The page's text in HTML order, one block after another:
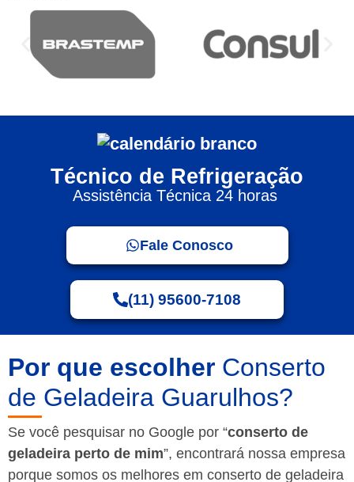
Técnico de Refrigeração
Assistência Técnica 24 horas
Fale Conosco
(11) 95600-7108
Por que escolher Conserto
de Geladeira Guarulhos?
Se você pesquisar no Google por “conserto de
geladeira perto de mim”, encontrará nossa empresa
porque somos os melhores em conserto de geladeira